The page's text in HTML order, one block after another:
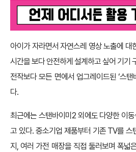
아이가 자라면서 자연스레 영상 노출에 대
시간을 보다 안전하게 설계하고 싶어 기기
전작보다 모든 면에서 업그레이드된 ‘스
다.
최근에는 스탠바이미2 외에도 다양한 이
고 있다. 중소기업 제품부터 기존 TV를 스
지, 여러 가전 매장을 직접 둘러보며 폭넓